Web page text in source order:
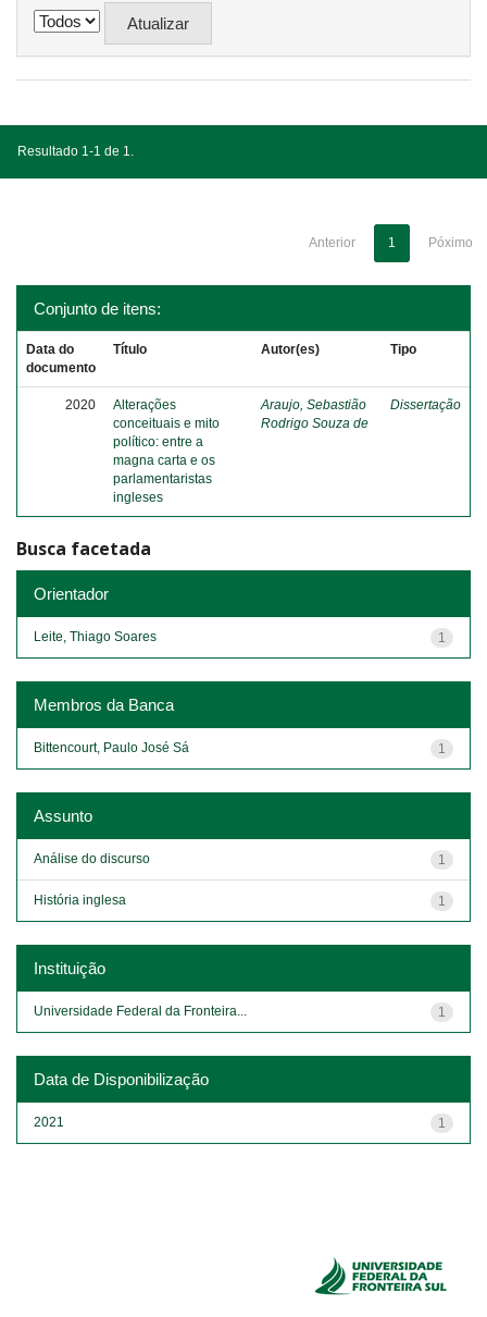
Resultado 1-1 de 1.
Anterior 1 Póximo
Conjunto de itens:
Data do
documento
Título Autor(es) Tipo
2020
Alterações
conceituais e mito
político: entre a
magna carta e os
parlamentaristas
ingleses
Araujo, Sebastião
Rodrigo Souza de
Dissertação
Busca facetada
Orientador
1
Leite, Thiago Soares
Membros da Banca
1
Bittencourt, Paulo José Sá
Assunto
1
Análise do discurso
1
História inglesa
Instituição
1
Universidade Federal da Fronteira...
Data de Disponibilização
1
2021